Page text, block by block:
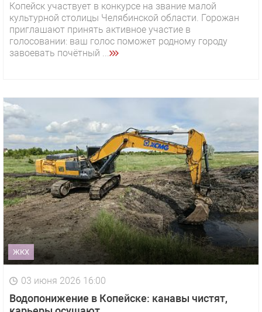
Копейск участвует в конкурсе на звание малой
культурной столицы Челябинской области. Горожан
приглашают принять активное участие в
голосовании: ваш голос поможет родному городу
завоевать почётный ...
ЖКХ
03 июня 2026 16:00
Водопонижение в Копейске: канавы чистят,